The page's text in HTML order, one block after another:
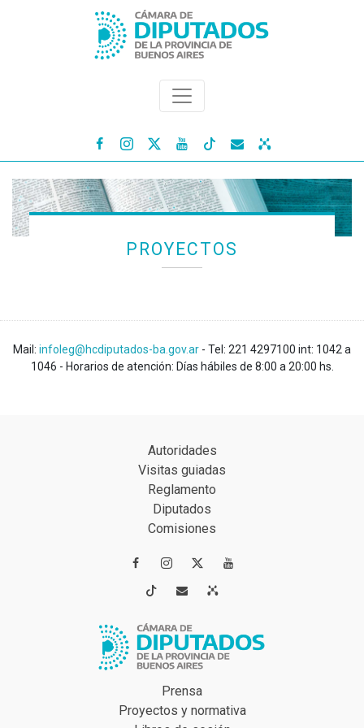
   
PROYECTOS
Mail: infoleg@hcdiputados-ba.gov.ar - Tel: 221 4297100 int: 1042 a
1046 - Horarios de atención: Días hábiles de 8:00 a 20:00 hs.
Autoridades
Visitas guiadas
Reglamento
Diputados
Comisiones
 
 
Prensa
Proyectos y normativa